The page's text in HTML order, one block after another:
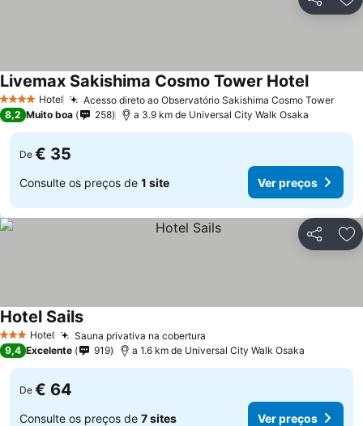
Partilhar
4 EstrelasHotel Acesso direto ao Observatório Sakishima Cosmo Tower
Livemax Sakishima Cosmo Tower Hotel
8,2 Muito boa 258 a 3.9 km de Universal City Walk Osaka
De € 35
Consulte os preços de 1 site Ver preços
Partilhar
3 EstrelasHotel Sauna privativa na cobertura
Hotel Sails
9,4 Excelente 919 a 1.6 km de Universal City Walk Osaka
De € 64
Consulte os preços de 7 sites Ver preços